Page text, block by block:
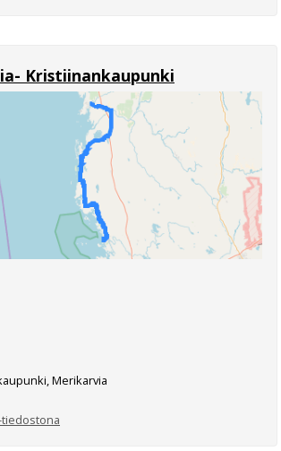
Kristiinankaupunki
Merikarvia
tiedostona